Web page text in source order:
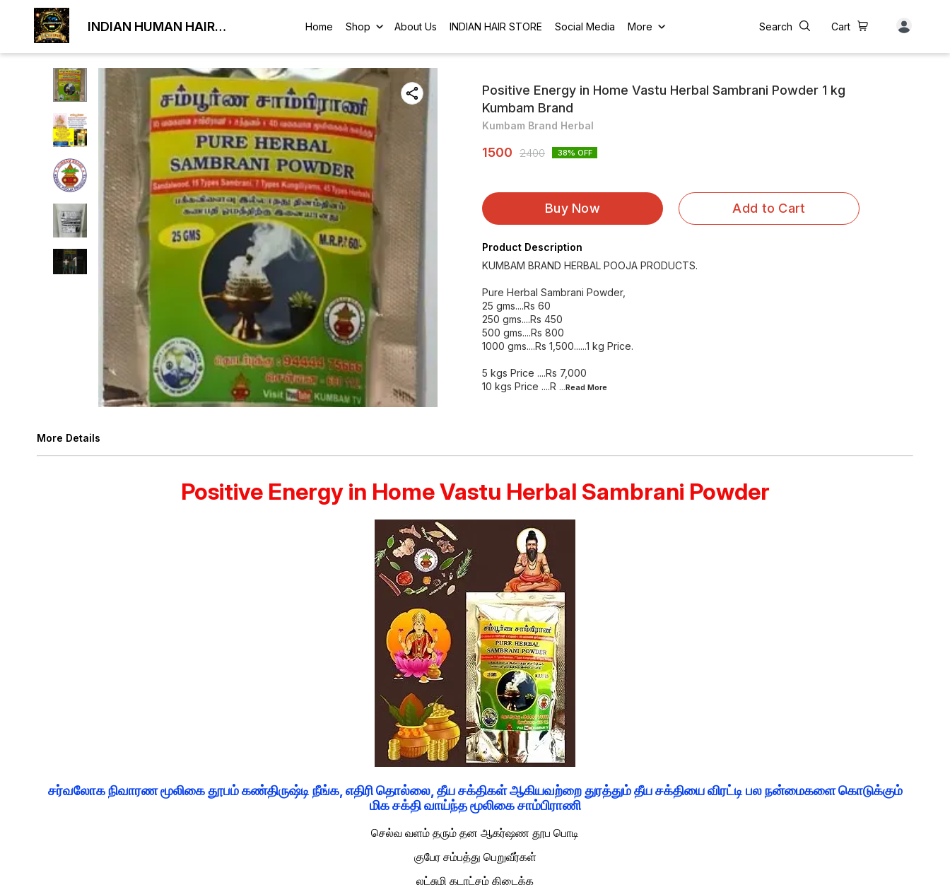
INDIAN HUMAN HAIR
Home Shop About Us INDIAN HAIR STORE Social Media More Search Cart
+1
Positive Energy in Home Vastu Herbal Sambrani Powder 1 kg
Kumbam Brand
Kumbam Brand Herbal
1500 2400 38% OFF
Buy Now Add to Cart
Product Description
KUMBAM BRAND HERBAL POOJA PRODUCTS.
Pure Herbal Sambrani Powder,
25 gms....Rs 60
250 gms....Rs 450
500 gms....Rs 800
1000 gms....Rs 1,500......1 kg Price.
5 kgs Price ....Rs 7,000
10 kgs Price ....R ...Read More
More Details
Positive Energy in Home Vastu Herbal Sambrani Powder
சர்வலோக நிவாரண மூலிகை தூபம் கண்திருஷ்டி நீங்க, எதிரி தொல்லை, தீய சக்திகள் ஆகியவற்றை துரத்தும் தீய சக்தியை விரட்டி பல நன்மைகளை கொடுக்கும்
மிக சக்தி வாய்ந்த மூலிகை சாம்பிராணி
செல்வ வளம் தரும் தன ஆகர்ஷண தூப பொடி
குபேர சம்பத்து பெறுவீர்கள்
லட்சுமி கடாட்சம் கிடைக்க